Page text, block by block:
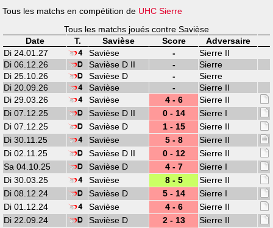
Tous les matchs en compétition de UHC Sierre
Tous les matchs joués contre Savièse
Date
T. Savièse Score
Adversaire
Di 24.01.27
Savièse -
Sierre II
Di 06.12.26
Savièse D II -
Sierre
Di 25.10.26
Savièse D -
Sierre
Di 20.09.26
Savièse -
Sierre II
Di 29.03.26
Savièse 4 - 6
Sierre II
Di 07.12.25
Savièse D II 0 - 14
Sierre I
Di 07.12.25
Savièse D 1 - 15
Sierre II
Di 30.11.25
Savièse 5 - 8
Sierre II
Di 02.11.25
Savièse D II 0 - 12
Sierre II
Sa 04.10.25
Savièse D 4 - 7
Sierre I
Di 30.03.25
Savièse 8 - 5
Sierre II
Di 08.12.24
Savièse D 5 - 14
Sierre I
Di 01.12.24
Savièse 4 - 6
Sierre II
Di 22.09.24
Savièse D 2 - 13
Sierre II